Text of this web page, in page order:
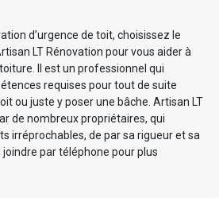
d’urgence de toit, choisissez le
LT Rénovation pour vous aider à
Il est un professionnel qui
requises pour tout de suite
ou juste y poser une bâche. Artisan LT
de nombreux propriétaires, qui
irréprochables, de par sa rigueur et sa
par téléphone pour plus